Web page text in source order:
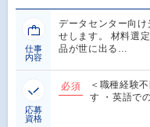
仕事
内容
データセンター向
せします。 材料選
品が世に出る…
応募
資格
必須
＜職種経験
す ・英語で